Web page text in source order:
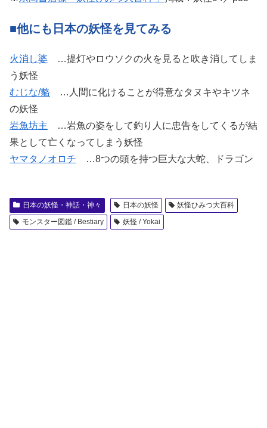
■他にも日本の妖怪を見てみる
火消し婆 …提灯やロウソクの火を見ると吹き消してしま
う妖怪
むじな/貉 …人間に化けることが得意なタヌキやキツネ
の妖怪
岩魚坊主 …岩魚の姿をして釣り人に忠告をしてくるが結
果として亡くなってしまう妖怪
ヤマタノオロチ …8つの頭を持つ巨大な大蛇、ドラゴン
日本の妖怪・神話・神々 日本の妖怪
妖怪ひみつ大百科
モンスター図鑑 / Bestiary
妖怪 / Yokai